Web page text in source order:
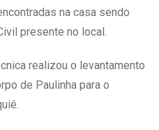
na casa sendo
presente no local.
realizou o levantamento
de Paulinha para o